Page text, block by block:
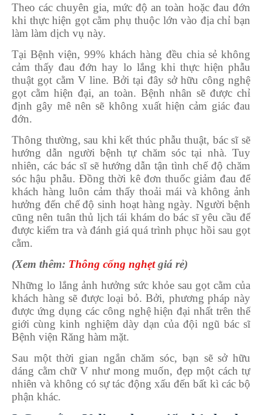
Theo các chuyên gia, mức độ an toàn hoặc đau đớn
khi thực hiện gọt cằm phụ thuộc lớn vào địa chỉ bạn
làm làm dịch vụ này.
Tại Bệnh viện, 99% khách hàng đều chia sẻ không
cảm thấy đau đớn hay lo lắng khi thực hiện phẫu
thuật gọt cằm V line. Bởi tại đây sở hữu công nghệ
gọt cằm hiện đại, an toàn. Bệnh nhân sẽ được chỉ
định gây mê nên sẽ không xuất hiện cảm giác đau
đớn.
Thông thường, sau khi kết thúc phẫu thuật, bác sĩ sẽ
hướng dẫn người bệnh tự chăm sóc tại nhà. Tuy
nhiên, các bác sĩ sẽ hướng dẫn tận tình chế độ chăm
sóc hậu phẫu. Đồng thời kê đơn thuốc giảm đau để
khách hàng luôn cảm thấy thoải mái và không ảnh
hưởng đến chế độ sinh hoạt hàng ngày. Người bệnh
cũng nên tuân thủ lịch tái khám do bác sĩ yêu cầu để
được kiểm tra và đánh giá quá trình phục hồi sau gọt
cằm.
(Xem thêm: Thông cống nghẹtgiá rẻ)
Những lo lắng ảnh hưởng sức khỏe sau gọt cằm của
khách hàng sẽ được loại bỏ. Bởi, phương pháp này
được ứng dụng các công nghệ hiện đại nhất trên thế
giới cùng kinh nghiệm dày dạn của đội ngũ bác sĩ
Bệnh viện Răng hàm mặt.
Sau một thời gian ngắn chăm sóc, bạn sẽ sở hữu
dáng cằm chữ V như mong muốn, đẹp một cách tự
nhiên và không có sự tác động xấu đến bất kì các bộ
phận khác.